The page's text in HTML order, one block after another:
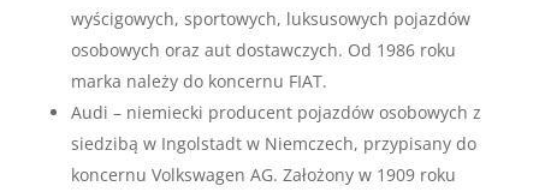
wyścigowych, sportowych, luksusowych pojazdów
osobowych oraz aut dostawczych. Od 1986 roku
marka należy do koncernu FIAT.
Audi – niemiecki producent pojazdów osobowych z
siedzibą w Ingolstadt w Niemczech, przypisany do
koncernu Volkswagen AG. Założony w 1909 roku